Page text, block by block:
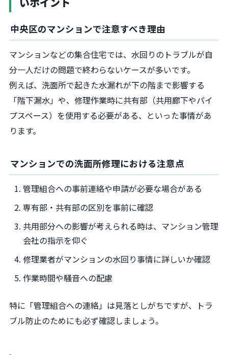
中央区のマンションで注意すべき理由
マンションなどの集合住宅では、水回りのトラブルが自
分一人だけの問題で終わらないケースが多いです。
例えば、洗面所で起きた水漏れが下の階まで影響する
「階下漏水」や、修理作業時に共有部（共用廊下やパイ
プスペース）を使用する必要がある、といった事情があ
ります。
マンションでの洗面所修理における注意点
管理組合への事前連絡や申請が必要な場合がある
専有部・共有部の区別を事前に確認
共用部分への影響が考えられる時は、マンション管理
会社の指示を仰ぐ
修理業者がマンションの水回り事情に詳しいか確認
作業時間や騒音への配慮
特に「管理組合への連絡」は見落としがちですが、トラ
ブル防止のためにも必ず確認しましょう。